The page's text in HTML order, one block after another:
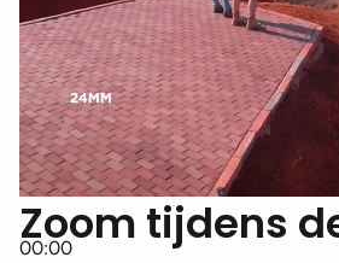
00:00
Zoom tijdens